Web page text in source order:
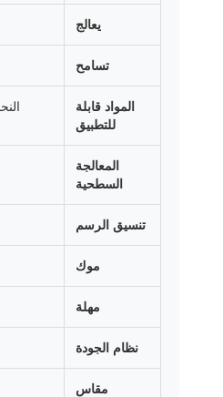
يعالج
تسامح
المواد قابلة
للتطبيق
المعالجة
السطحية
تنسيق الرسم
موك
مهلة
نظام الجودة
مقاس